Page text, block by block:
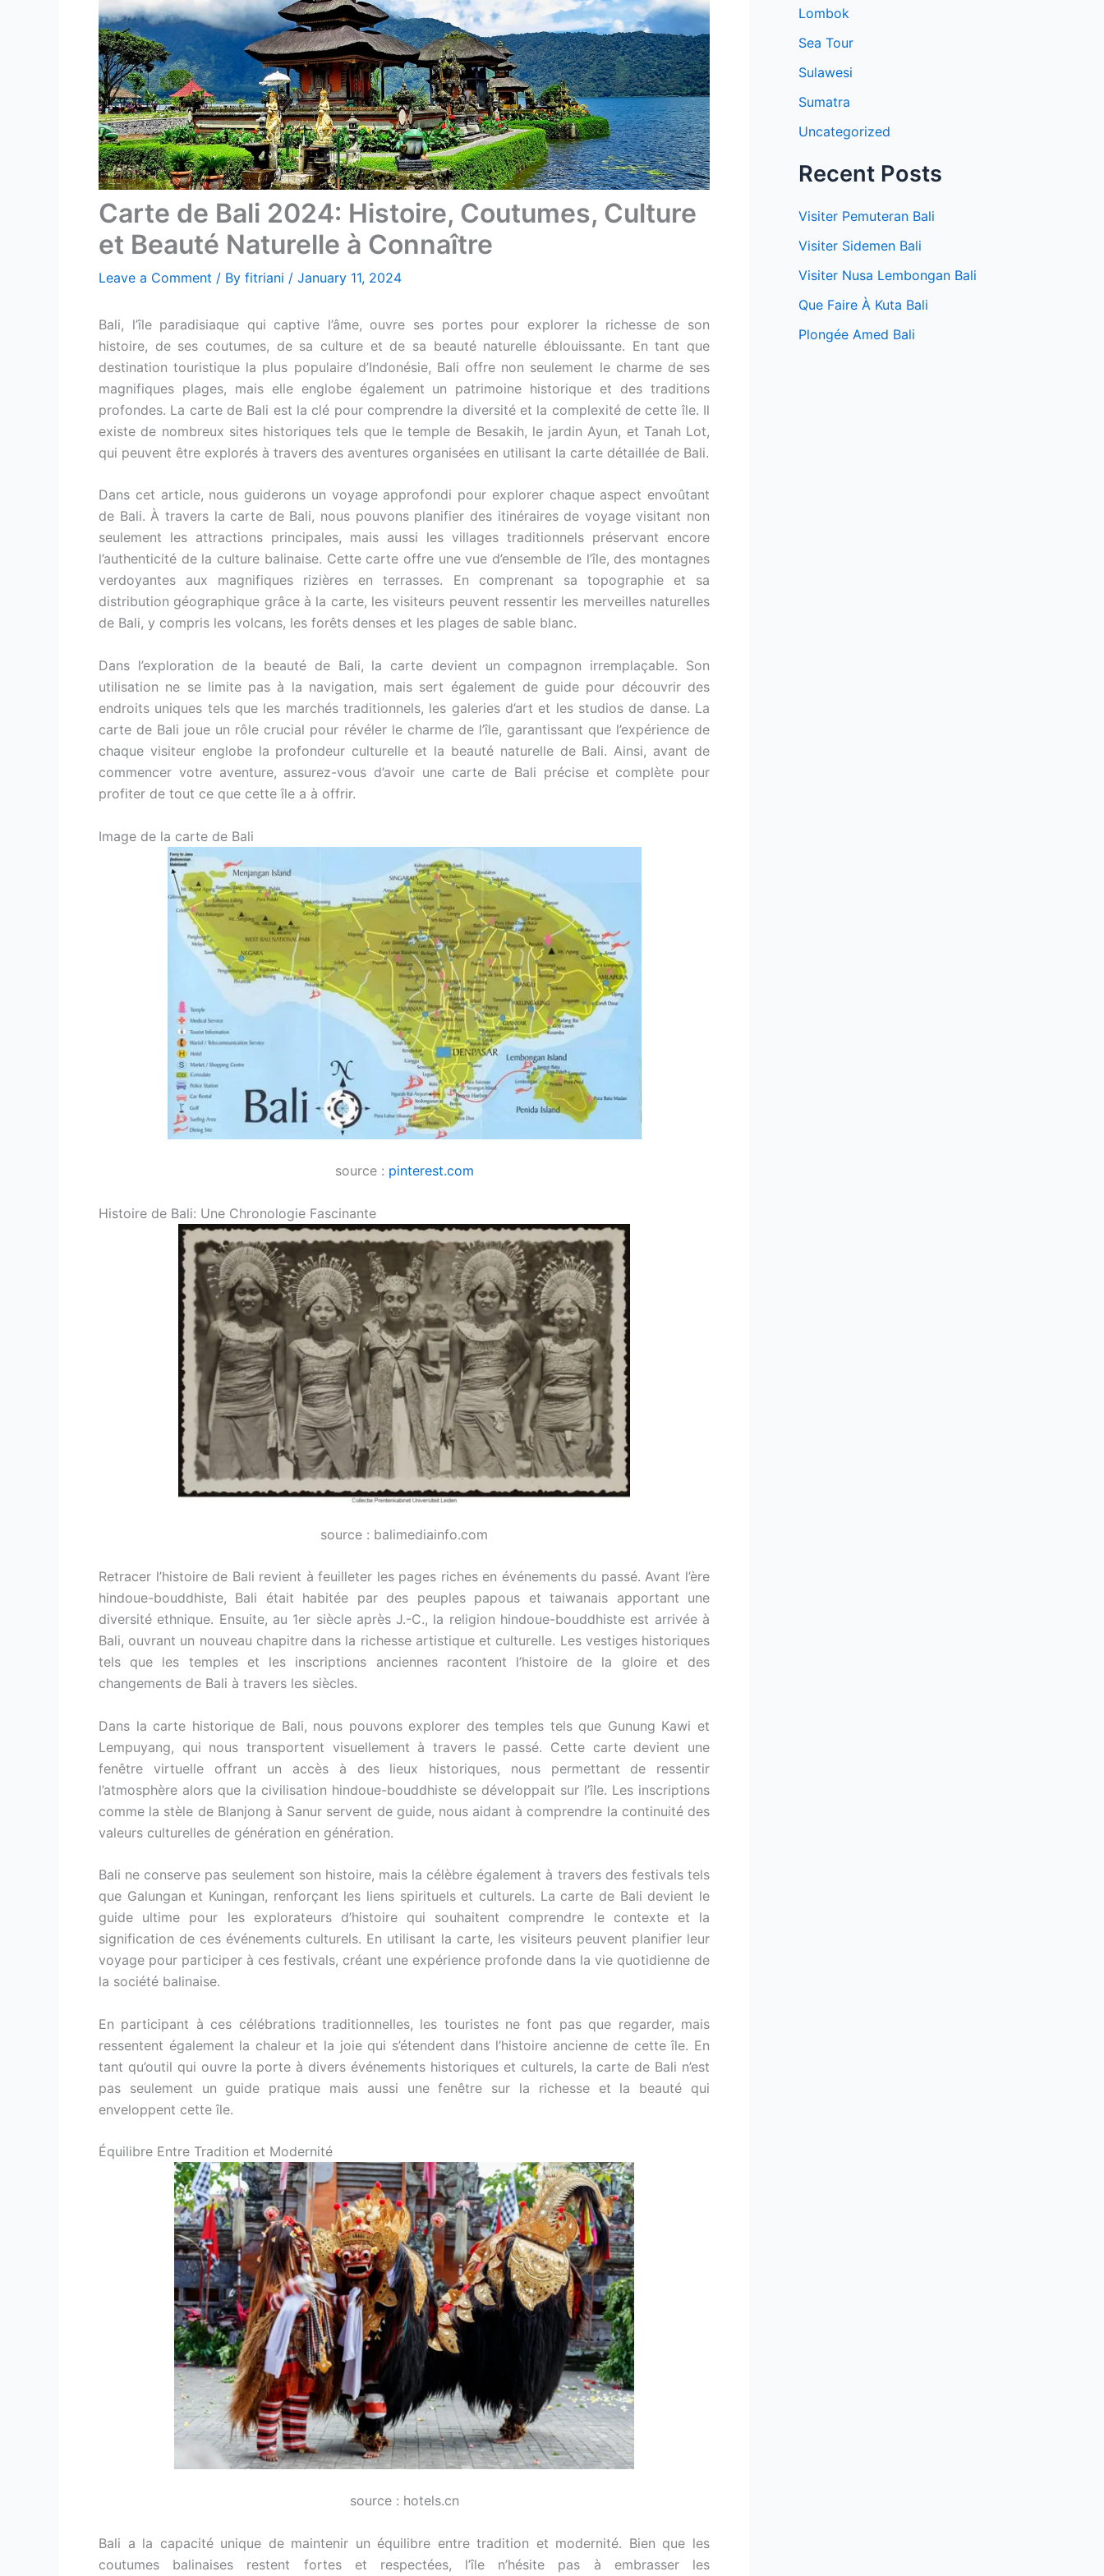
Carte de Bali 2024: Histoire, Coutumes, Culture
et Beauté Naturelle à Connaître
Leave a Comment / By fitriani / January 11, 2024
Bali, l’île paradisiaque qui captive l’âme, ouvre ses portes pour explorer la richesse de son
histoire, de ses coutumes, de sa culture et de sa beauté naturelle éblouissante. En tant que
destination touristique la plus populaire d’Indonésie, Bali offre non seulement le charme de ses
magnifiques plages, mais elle englobe également un patrimoine historique et des traditions
profondes. La carte de Bali est la clé pour comprendre la diversité et la complexité de cette île. Il
existe de nombreux sites historiques tels que le temple de Besakih, le jardin Ayun, et Tanah Lot,
qui peuvent être explorés à travers des aventures organisées en utilisant la carte détaillée de Bali.
Dans cet article, nous guiderons un voyage approfondi pour explorer chaque aspect envoûtant
de Bali. À travers la carte de Bali, nous pouvons planifier des itinéraires de voyage visitant non
seulement les attractions principales, mais aussi les villages traditionnels préservant encore
l’authenticité de la culture balinaise. Cette carte offre une vue d’ensemble de l’île, des montagnes
verdoyantes aux magnifiques rizières en terrasses. En comprenant sa topographie et sa
distribution géographique grâce à la carte, les visiteurs peuvent ressentir les merveilles naturelles
de Bali, y compris les volcans, les forêts denses et les plages de sable blanc.
Dans l’exploration de la beauté de Bali, la carte devient un compagnon irremplaçable. Son
utilisation ne se limite pas à la navigation, mais sert également de guide pour découvrir des
endroits uniques tels que les marchés traditionnels, les galeries d’art et les studios de danse. La
carte de Bali joue un rôle crucial pour révéler le charme de l’île, garantissant que l’expérience de
chaque visiteur englobe la profondeur culturelle et la beauté naturelle de Bali. Ainsi, avant de
commencer votre aventure, assurez-vous d’avoir une carte de Bali précise et complète pour
profiter de tout ce que cette île a à offrir.
Image de la carte de Bali
source : pinterest.com
Histoire de Bali: Une Chronologie Fascinante
source : balimediainfo.com
Retracer l’histoire de Bali revient à feuilleter les pages riches en événements du passé. Avant l’ère
hindoue-bouddhiste, Bali était habitée par des peuples papous et taiwanais apportant une
diversité ethnique. Ensuite, au 1er siècle après J.-C., la religion hindoue-bouddhiste est arrivée à
Bali, ouvrant un nouveau chapitre dans la richesse artistique et culturelle. Les vestiges historiques
tels que les temples et les inscriptions anciennes racontent l’histoire de la gloire et des
changements de Bali à travers les siècles.
Dans la carte historique de Bali, nous pouvons explorer des temples tels que Gunung Kawi et
Lempuyang, qui nous transportent visuellement à travers le passé. Cette carte devient une
fenêtre virtuelle offrant un accès à des lieux historiques, nous permettant de ressentir
l’atmosphère alors que la civilisation hindoue-bouddhiste se développait sur l’île. Les inscriptions
comme la stèle de Blanjong à Sanur servent de guide, nous aidant à comprendre la continuité des
valeurs culturelles de génération en génération.
Bali ne conserve pas seulement son histoire, mais la célèbre également à travers des festivals tels
que Galungan et Kuningan, renforçant les liens spirituels et culturels. La carte de Bali devient le
guide ultime pour les explorateurs d’histoire qui souhaitent comprendre le contexte et la
signification de ces événements culturels. En utilisant la carte, les visiteurs peuvent planifier leur
voyage pour participer à ces festivals, créant une expérience profonde dans la vie quotidienne de
la société balinaise.
En participant à ces célébrations traditionnelles, les touristes ne font pas que regarder, mais
ressentent également la chaleur et la joie qui s’étendent dans l’histoire ancienne de cette île. En
tant qu’outil qui ouvre la porte à divers événements historiques et culturels, la carte de Bali n’est
pas seulement un guide pratique mais aussi une fenêtre sur la richesse et la beauté qui
enveloppent cette île.
Équilibre Entre Tradition et Modernité
source : hotels.cn
Bali a la capacité unique de maintenir un équilibre entre tradition et modernité. Bien que les
coutumes balinaises restent fortes et respectées, l’île n’hésite pas à embrasser les
r
:
Lombok
Sea Tour
Sulawesi
Sumatra
Uncategorized
Recent Posts
Visiter Pemuteran Bali
Visiter Sidemen Bali
Visiter Nusa Lembongan Bali
Que Faire À Kuta Bali
Plongée Amed Bali